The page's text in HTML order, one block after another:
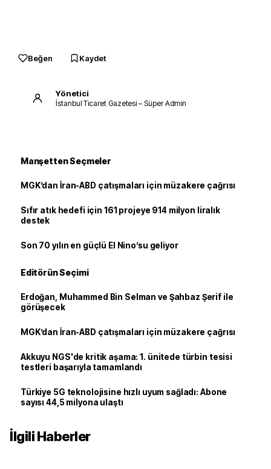
Beğen Kaydet
Yönetici
İstanbul Ticaret Gazetesi – Süper Admin
Manşetten Seçmeler
MGK’dan İran-ABD çatışmaları için müzakere çağrısı
Sıfır atık hedefi için 161 projeye 914 milyon liralık
destek
Son 70 yılın en güçlü El Nino’su geliyor
Editörün Seçimi
Erdoğan, Muhammed Bin Selman ve Şahbaz Şerif ile
görüşecek
MGK’dan İran-ABD çatışmaları için müzakere çağrısı
Akkuyu NGS'de kritik aşama: 1. ünitede türbin tesisi
testleri başarıyla tamamlandı
Türkiye 5G teknolojisine hızlı uyum sağladı: Abone
sayısı 44,5 milyona ulaştı
İlgili Haberler